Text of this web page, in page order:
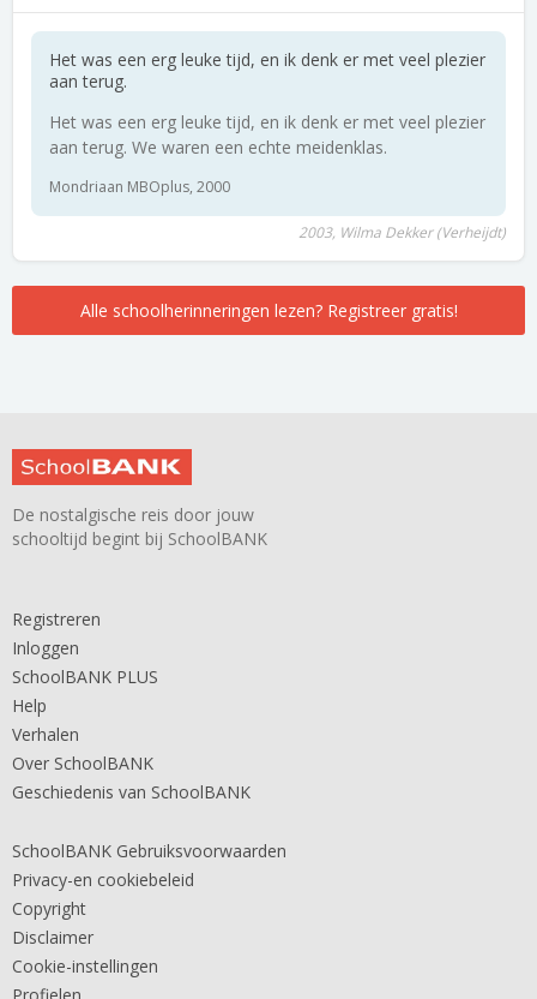
Het was een erg leuke tijd, en ik denk er met veel plezier
aan terug.
Het was een erg leuke tijd, en ik denk er met veel plezier
aan terug. We waren een echte meidenklas.
Mondriaan MBOplus, 2000
2003, Wilma Dekker (Verheijdt)
Alle schoolherinneringen lezen? Registreer gratis!
De nostalgische reis door jouw
schooltijd begint bij SchoolBANK
Registreren
Inloggen
SchoolBANK PLUS
Help
Verhalen
Over SchoolBANK
Geschiedenis van SchoolBANK
SchoolBANK Gebruiksvoorwaarden
Privacy-en cookiebeleid
Copyright
Disclaimer
Cookie-instellingen